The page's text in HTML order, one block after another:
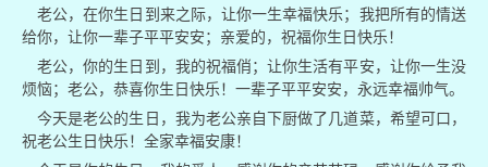
老公，在你生日到来之际，让你一生幸福快乐；我把所有的情送
给你，让你一辈子平平安安；亲爱的，祝福你生日快乐！
老公，你的生日到，我的祝福俏；让你生活有平安，让你一生没
烦恼；老公，恭喜你生日快乐！一辈子平平安安，永远幸福帅气。
今天是老公的生日，我为老公亲自下厨做了几道菜，希望可口，
祝老公生日快乐！全家幸福安康！